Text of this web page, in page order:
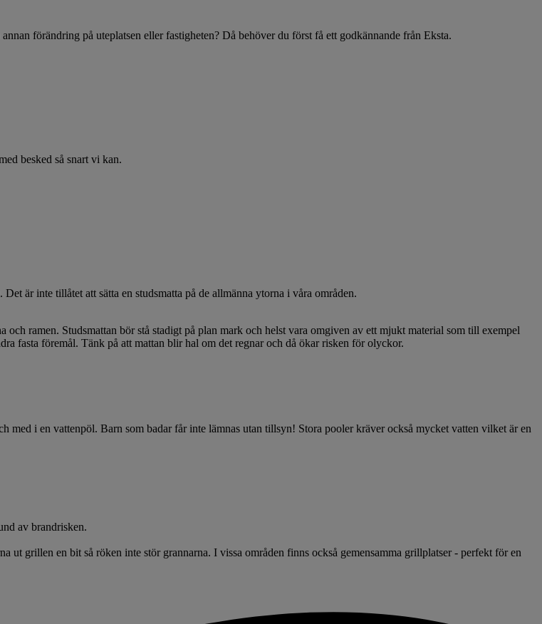
förändring på uteplatsen eller fastigheten? Då behöver du först få ett godkännande från Eksta.
besked så snart vi kan.
är inte tillåtet att sätta en studsmatta på de allmänna ytorna i våra områden.
ramen. Studsmattan bör stå stadigt på plan mark och helst vara omgiven av ett mjukt material som till exempel
fasta föremål. Tänk på att mattan blir hal om det regnar och då ökar risken för olyckor.
med i en vattenpöl. Barn som badar får inte lämnas utan tillsyn! Stora pooler kräver också mycket vatten vilket är en
av brandrisken.
grillen en bit så röken inte stör grannarna. I vissa områden finns också gemensamma grillplatser - perfekt för en